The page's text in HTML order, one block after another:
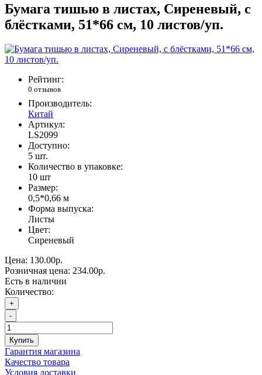
Бумага тишью в листах, Сиреневый, с
блёстками, 51*66 см, 10 листов/уп.
Рейтинг:
0 отзывов
Производитель:
Китай
Артикул:
LS2099
Доступно:
5 шт.
Количество в упаковке:
10 шт
Размер:
0,5*0,66 м
Форма выпуска:
Листы
Цвет:
Сиреневый
Цена: 130.00р.
Розничная цена: 234.00р.
Есть в наличии
Количество:
+
-
Купить
Гарантия магазина
Качество товара
Условия доставки